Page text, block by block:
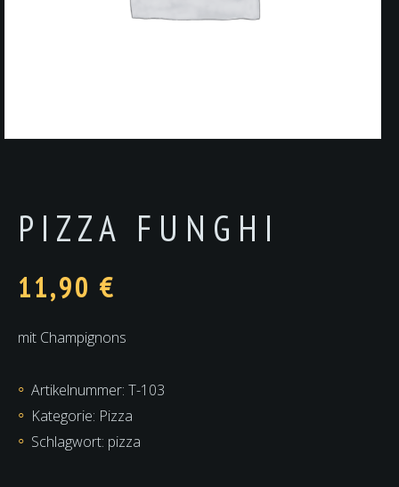
PIZZA FUNGHI
11,90 €
mit Champignons
Artikelnummer: T-103
Kategorie: Pizza
Schlagwort: pizza